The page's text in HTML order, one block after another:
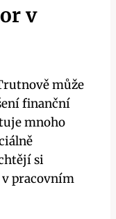
v
může
finanční
mnoho
si
pracovním